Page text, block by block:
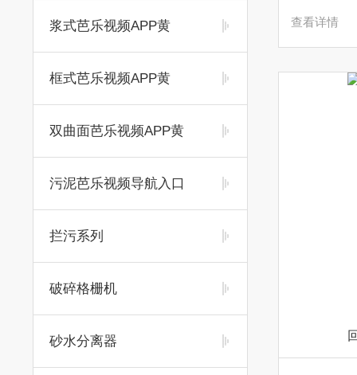
浆式芭乐视频APP黄
框式芭乐视频APP黄
双曲面芭乐视频APP黄
污泥芭乐视频导航入口
拦污系列
破碎格栅机
砂水分离器
查看详情